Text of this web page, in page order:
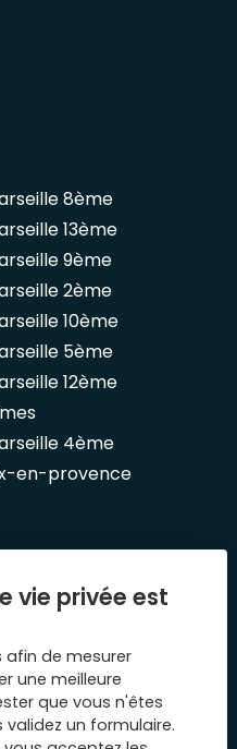
vie privée est
afin de mesurer
une meilleure
que vous n'êtes
un formulaire.
8ème
13ème
9ème
2ème
10ème
5ème
12ème
4ème
en-provence